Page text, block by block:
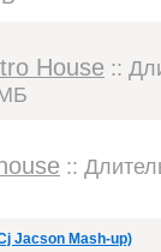
House ::
::
Jacson Mash-up)